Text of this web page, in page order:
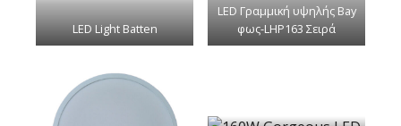
LED Light Batten
LED Γραμμική υψηλής Bay
φως-LHP163 Σειρά